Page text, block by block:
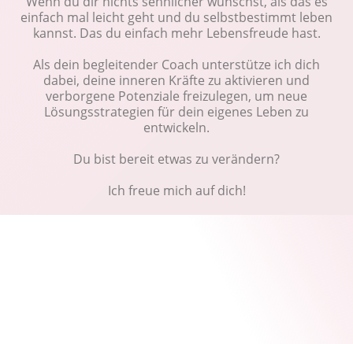
einfach mal leicht geht und du selbstbestimmt leben
kannst. Das du einfach mehr Lebensfreude hast.
Als dein begleitender Coach unterstütze ich dich
dabei, deine inneren Kräfte zu aktivieren und
verborgene Potenziale freizulegen, um neue
Lösungsstrategien für dein eigenes Leben zu
entwickeln.
Du bist bereit etwas zu verändern?
Ich freue mich auf dich!